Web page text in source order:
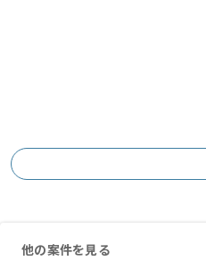
他の案件を見る